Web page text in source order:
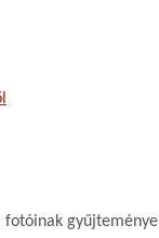
fotóinak gyűjteménye